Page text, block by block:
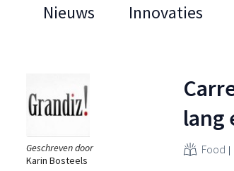
Nieuws Innovaties
Geschreven door
Karin Bosteels
lang
Food